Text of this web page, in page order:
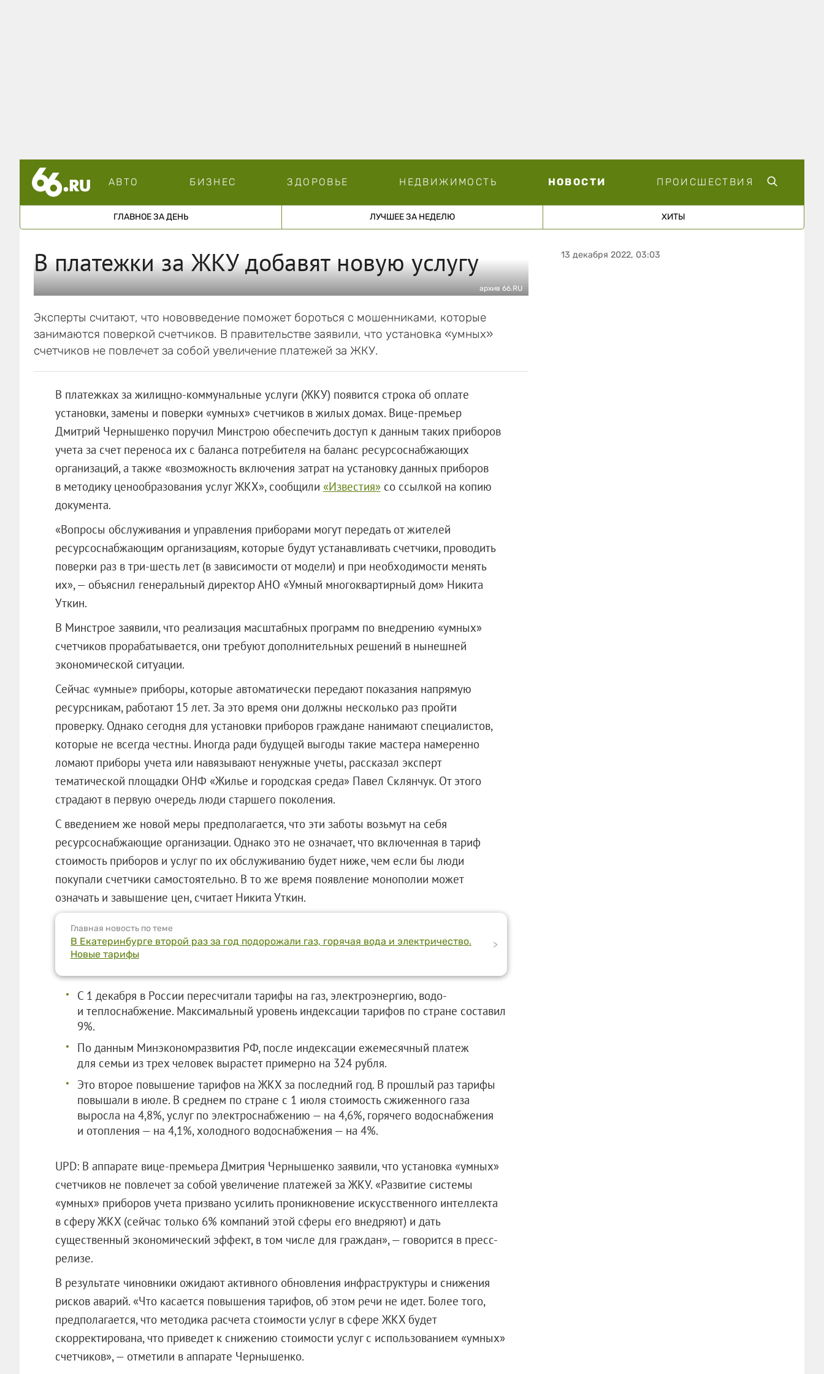
АВТО БИЗНЕС ЗДОРОВЬЕ НЕДВИЖИМОСТЬ НОВОСТИ ПРОИСШЕСТВИЯ
ГЛАВНОЕ ЗА ДЕНЬ ЛУЧШЕЕ ЗА НЕДЕЛЮ ХИТЫ
В платежки за ЖКУ добавят новую услугу
архив 66.RU
Эксперты считают, что нововведение поможет бороться с мошенниками, которые
занимаются поверкой счетчиков. В правительстве заявили, что установка «умных»
счетчиков не повлечет за собой увеличение платежей за ЖКУ.
В платежках за жилищно-коммунальные услуги (ЖКУ) появится строка об оплате
установки, замены и поверки «умных» счетчиков в жилых домах. Вице-премьер
Дмитрий Чернышенко поручил Минстрою обеспечить доступ к данным таких приборов
учета за счет переноса их с баланса потребителя на баланс ресурсоснабжающих
организаций, а также «возможность включения затрат на установку данных приборов
в методику ценообразования услуг ЖКХ», сообщили «Известия»со ссылкой на копию
документа.
«Вопросы обслуживания и управления приборами могут передать от жителей
ресурсоснабжающим организациям, которые будут устанавливать счетчики, проводить
поверки раз в три-шесть лет (в зависимости от модели) и при необходимости менять
их», — объяснил генеральный директор АНО «Умный многоквартирный дом» Никита
Уткин.
В Минстрое заявили, что реализация масштабных программ по внедрению «умных»
счетчиков прорабатывается, они требуют дополнительных решений в нынешней
экономической ситуации.
Сейчас «умные» приборы, которые автоматически передают показания напрямую
ресурсникам, работают 15 лет. За это время они должны несколько раз пройти
проверку. Однако сегодня для установки приборов граждане нанимают специалистов,
которые не всегда честны. Иногда ради будущей выгоды такие мастера намеренно
ломают приборы учета или навязывают ненужные учеты, рассказал эксперт
тематической площадки ОНФ «Жилье и городская среда» Павел Склянчук. От этого
страдают в первую очередь люди старшего поколения.
С введением же новой меры предполагается, что эти заботы возьмут на себя
ресурсоснабжающие организации. Однако это не означает, что включенная в тариф
стоимость приборов и услуг по их обслуживанию будет ниже, чем если бы люди
покупали счетчики самостоятельно. В то же время появление монополии может
означать и завышение цен, считает Никита Уткин.
Главная новость по теме
В Екатеринбурге второй раз за год подорожали газ, горячая вода и электричество.
Новые тарифы
>
С 1 декабря в России пересчитали тарифы на газ, электроэнергию, водо-
и теплоснабжение. Максимальный уровень индексации тарифов по стране составил
9%.
По данным Минэкономразвития РФ, после индексации ежемесячный платеж
для семьи из трех человек вырастет примерно на 324 рубля.
Это второе повышение тарифов на ЖКХ за последний год. В прошлый раз тарифы
повышали в июле. В среднем по стране с 1 июля стоимость сжиженного газа
выросла на 4,8%, услуг по электроснабжению — на 4,6%, горячего водоснабжения
и отопления — на 4,1%, холодного водоснабжения — на 4%.
UPD: В аппарате вице-премьера Дмитрия Чернышенко заявили, что установка «умных»
счетчиков не повлечет за собой увеличение платежей за ЖКУ. «Развитие системы
«умных» приборов учета призвано усилить проникновение искусственного интеллекта
в сферу ЖКХ (сейчас только 6% компаний этой сферы его внедряют) и дать
существенный экономический эффект, в том числе для граждан», — говорится в пресс-
релизе.
В результате чиновники ожидают активного обновления инфраструктуры и снижения
рисков аварий. «Что касается повышения тарифов, об этом речи не идет. Более того,
предполагается, что методика расчета стоимости услуг в сфере ЖКХ будет
скорректирована, что приведет к снижению стоимости услуг с использованием «умных»
счетчиков», — отметили в аппарате Чернышенко.
13 декабря 2022, 03:03